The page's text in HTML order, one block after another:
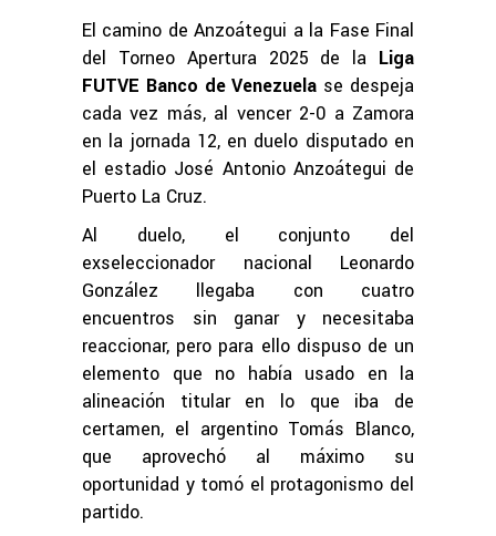
El camino de Anzoátegui a la Fase Final
del Torneo Apertura 2025 de la Liga
FUTVE Banco de Venezuela se despeja
cada vez más, al vencer 2-0 a Zamora
en la jornada 12, en duelo disputado en
el estadio José Antonio Anzoátegui de
Puerto La Cruz.
Al duelo, el conjunto del
exseleccionador nacional Leonardo
González llegaba con cuatro
encuentros sin ganar y necesitaba
reaccionar, pero para ello dispuso de un
elemento que no había usado en la
alineación titular en lo que iba de
certamen, el argentino Tomás Blanco,
que aprovechó al máximo su
oportunidad y tomó el protagonismo del
partido.